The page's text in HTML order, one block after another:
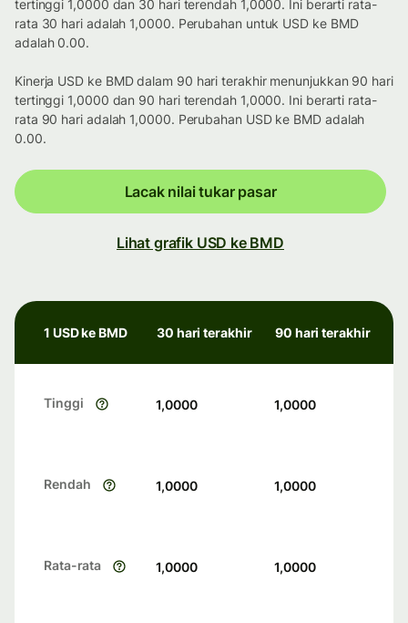
tertinggi 1,0000 dan 30 hari terendah 1,0000. Ini berarti rata-
rata 30 hari adalah 1,0000. Perubahan untuk USD ke BMD
adalah 0.00.
Kinerja USD ke BMD dalam 90 hari terakhir menunjukkan 90 hari
tertinggi 1,0000 dan 90 hari terendah 1,0000. Ini berarti rata-
rata 90 hari adalah 1,0000. Perubahan USD ke BMD adalah
0.00.
Lacak nilai tukar pasar
Lihat grafik USD ke BMD
1 USD ke BMD 30 hari terakhir 90 hari terakhir
Tinggi 1,0000 1,0000
Rendah 1,0000 1,0000
Rata-rata 1,0000 1,0000